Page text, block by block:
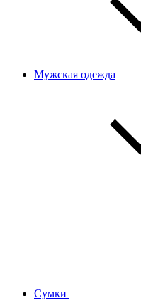
Мужская одежда
Сумки